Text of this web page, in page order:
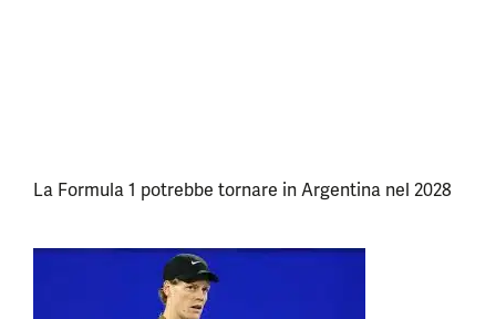
La Formula 1 potrebbe tornare in Argentina nel 2028